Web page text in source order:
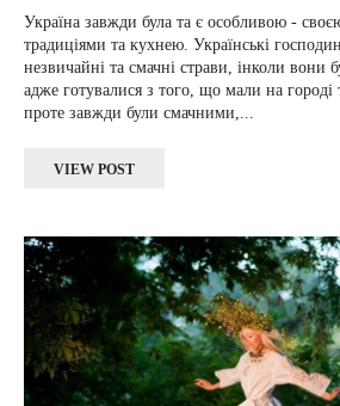
Україна завжди була та є особливою -
традиціями та кухнею. Українські
незвичайні та смачні страви, інколи вони
адже готувалися з того, що мали на городі
проте завжди були смачними,...
VIEW POST